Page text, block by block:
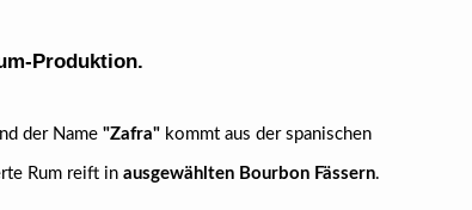
Produktion.
der Name "Zafra"kommt aus der spanischen
Rum reift in ausgewählten Bourbon Fässern.